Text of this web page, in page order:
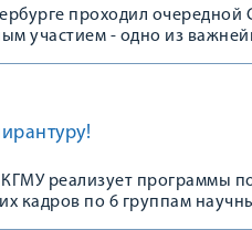
проходил очередной
участием - одно из
реализует программы
кадров по 6 группам